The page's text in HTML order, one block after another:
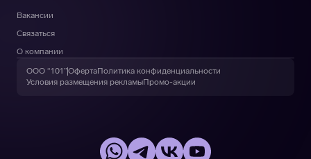
Вакансии
Связаться
О компании
ООО “101”ОфертаПолитика конфиденциальности
Условия размещения рекламыПромо-акции